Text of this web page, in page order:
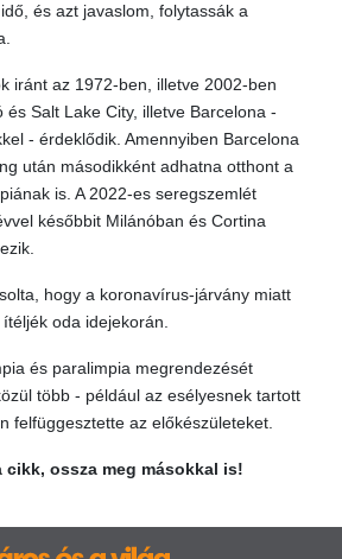
és azt javaslom, folytassák a
iránt az 1972-ben, illetve 2002-ben
és Salt Lake City, illetve Barcelona -
- érdeklődik. Amennyiben Barcelona
után másodikként adhatna otthont a
is. A 2022-es seregszemlét
későbbit Milánóban és Cortina
hogy a koronavírus-járvány miatt
oda idejekorán.
és paralimpia megrendezését
több - például az esélyesnek tartott
felfüggesztette az előkészületeket.
cikk, ossza meg másokkal is!